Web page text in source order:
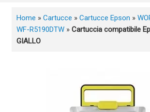
Home » Cartucce » Cartucce Epson »
WF-R5190DTW » Cartuccia compatibile
GIALLO